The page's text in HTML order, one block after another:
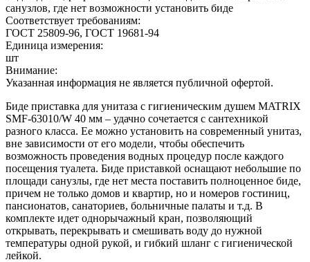
санузлов, где нет возможности установить биде
Соответствует требованиям:
ГОСТ 25809-96, ГОСТ 19681-94
Единица измерения:
шт
Внимание:
Указанная информация не является публичной офертой.
Биде приставка для унитаза с гигиеническим душем MATRIX
SMF-63010/W 40 мм – удачно сочетается с сантехникой
разного класса. Ее можно установить на современный унитаз,
вне зависимости от его модели, чтобы обеспечить
возможность проведения водных процедур после каждого
посещения туалета. Биде приставкой оснащают небольшие по
площади санузлы, где нет места поставить полноценное биде,
причем не только домов и квартир, но и номеров гостиниц,
пансионатов, санаториев, больничные палаты и т.д. В
комплекте идет однорычажный кран, позволяющий
открывать, перекрывать и смешивать воду до нужной
температуры одной рукой, и гибкий шланг с гигиенической
лейкой.